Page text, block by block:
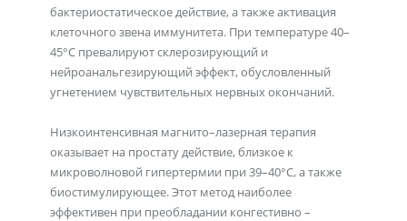
бактериостатическое действие, а также активация
клеточного звена иммунитета. При температуре 40–
45°С превалируют склерозирующий и
нейроанальгезирующий эффект, обусловленный
угнетением чувствительных нервных окончаний.
Низкоинтенсивная магнито–лазерная терапия
оказывает на простату действие, близкое к
микроволновой гипертермии при 39–40°С, а также
биостимулирующее. Этот метод наиболее
эффективен при преобладании конгестивно –